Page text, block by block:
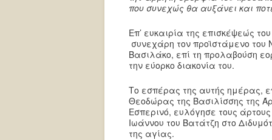
που συνεχώς θα αυξάνει και
Επ’ ευκαιρία της επισκέψεώς
συνεχάρη τον προϊστάμενο
Βασιλάκο, επί τη προλαβούση
την εύορκο διακονία του.
Το εσπέρας της αυτής ημέρας,
Θεοδώρας της Βασιλίσσης της
Εσπερινό, ευλόγησε τους
Ιωάννου του Βατάτζη στο
της αγίας.